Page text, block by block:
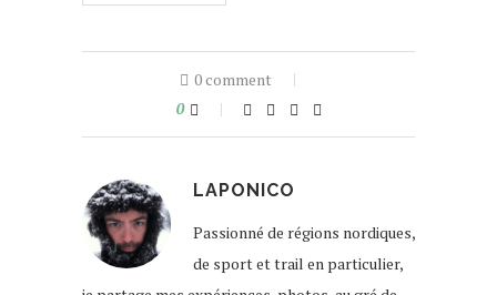
0 comment
0
LAPONICO
Passionné de régions nordiques,
de sport et trail en particulier,